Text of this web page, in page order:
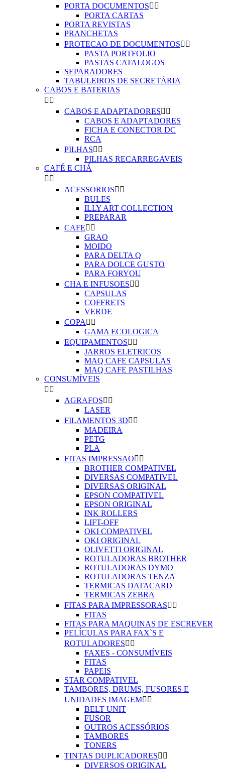
PORTA DOCUMENTOS 
PORTA CARTAS
PORTA REVISTAS
PRANCHETAS
PROTECAO DE DOCUMENTOS 
PASTA PORTFOLIO
PASTAS CATALOGOS
SEPARADORES
TABULEIROS DE SECRETÁRIA
CABOS E BATERIAS
 
CABOS E ADAPTADORES 
CABOS E ADAPTADORES
FICHA E CONECTOR DC
RCA
PILHAS 
PILHAS RECARREGAVEIS
CAFÉ E CHÁ
 
ACESSORIOS 
BULES
ILLY ART COLLECTION
PREPARAR
CAFE 
GRAO
MOIDO
PARA DELTA Q
PARA DOLCE GUSTO
PARA FORYOU
CHA E INFUSOES 
CAPSULAS
COFFRETS
VERDE
COPA  
GAMA ECOLOGICA
EQUIPAMENTOS 
JARROS ELETRICOS
MAQ CAFE CAPSULAS
MAQ CAFE PASTILHAS
CONSUMÍVEIS
 
AGRAFOS 
LASER
FILAMENTOS 3D 
MADEIRA
PETG
PLA
FITAS IMPRESSAO 
BROTHER COMPATIVEL
DIVERSAS COMPATIVEL
DIVERSAS ORIGINAL
EPSON COMPATIVEL
EPSON ORIGINAL
INK ROLLERS
LIFT-OFF
OKI COMPATIVEL
OKI ORIGINAL
OLIVETTI ORIGINAL
ROTULADORAS BROTHER
ROTULADORAS DYMO
ROTULADORAS TENZA
TERMICAS DATACARD
TERMICAS ZEBRA
FITAS PARA IMPRESSORAS 
FITAS
FITAS PARA MAQUINAS DE ESCREVER
PELÍCULAS PARA FAX`S E
ROTULADORES 
FAXES - CONSUMÍVEIS
FITAS
PAPEIS
STAR COMPATIVEL
TAMBORES, DRUMS, FUSORES E
UNIDADES IMAGEM 
BELT UNIT
FUSOR
OUTROS ACESSÓRIOS
TAMBORES
TONERS
TINTAS DUPLICADORES 
DIVERSOS ORIGINAL